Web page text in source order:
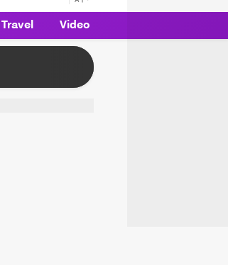
Travel Video